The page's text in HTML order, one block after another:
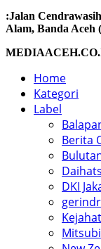
:Jalan
Alam, Banda Aceh
Home
Kategori
Label
Berita
DKI